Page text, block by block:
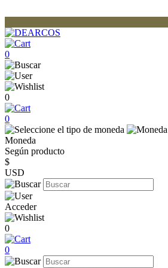
0
0
0
Moneda
Según producto
$
USD
Acceder
0
0